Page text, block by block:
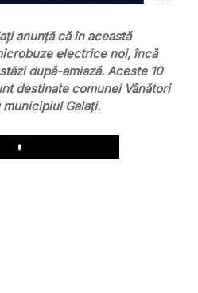
anunță că în această
electrice noi, încă
după-amiază. Aceste 10
destinate comunei Vânători
Galați.
Play